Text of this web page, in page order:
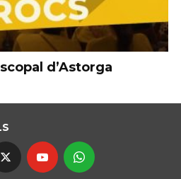
d’Astorga